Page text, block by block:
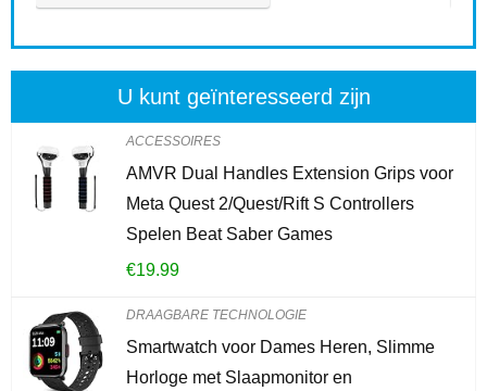
U kunt geïnteresseerd zijn
ACCESSOIRES
AMVR Dual Handles Extension Grips voor
Meta Quest 2/Quest/Rift S Controllers
Spelen Beat Saber Games
€19.99
DRAAGBARE TECHNOLOGIE
Smartwatch voor Dames Heren, Slimme
Horloge met Slaapmonitor en